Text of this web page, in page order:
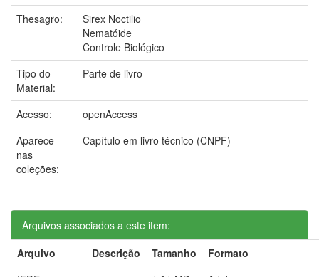
Thesagro:
Sirex Noctilio
Nematóide
Controle Biológico
Tipo do
Material:
Parte de livro
Acesso:
openAccess
Aparece
nas
coleções:
Capítulo em livro técnico (CNPF)
Arquivos associados a este item:
Arquivo
Descrição Tamanho
Formato